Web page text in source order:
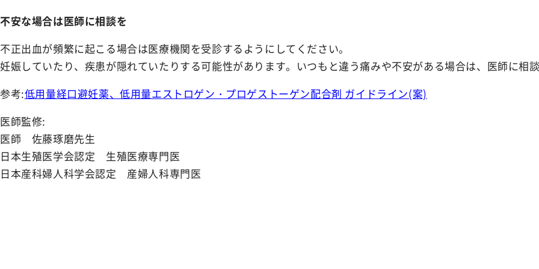
不安な場合は医師に相談を
不正出血が頻繁に起こる場合は医療機関を受診するようにしてください。
妊娠していたり、疾患が隠れていたりする可能性があります。いつもと違う痛みや不安がある場合は、医師に相談
参考:低用量経口避妊薬、低用量エストロゲン・プロゲストーゲン配合剤 ガイドライン(案)
医師監修:
医師 佐藤琢磨先生
日本生殖医学会認定 生殖医療専門医
日本産科婦人科学会認定 産婦人科専門医